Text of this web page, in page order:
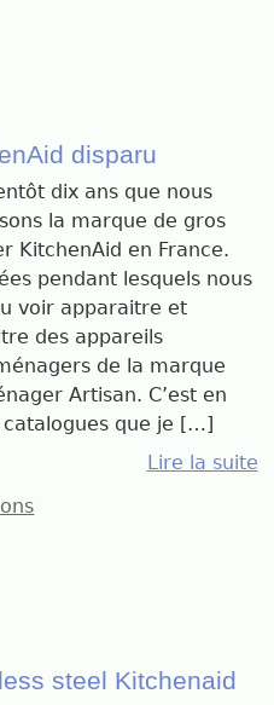
disparu
dix ans que nous
la marque de gros
KitchenAid en France.
pendant lesquels nous
voir apparaitre et
des appareils
de la marque
Artisan. C’est en
que je […]
Lire la suite
steel Kitchenaid